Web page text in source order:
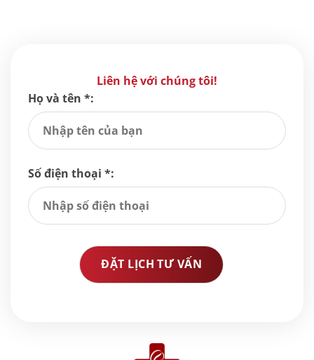
Liên hệ với chúng tôi!
Họ và tên *:
Số điện thoại *: